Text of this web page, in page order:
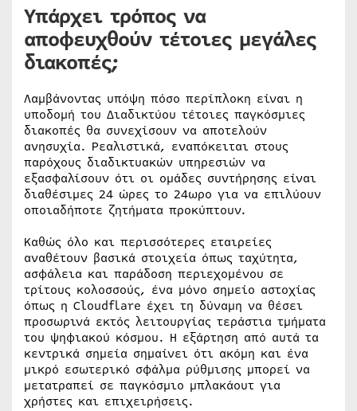
Υπάρχει τρόπος να
αποφευχθούν τέτοιες μεγάλες
διακοπές;
Λαμβάνοντας υπόψη πόσο περίπλοκη είναι η
υποδομή του Διαδικτύου τέτοιες παγκόσμιες
διακοπές θα συνεχίσουν να αποτελούν
ανησυχία. Ρεαλιστικά, εναπόκειται στους
παρόχους διαδικτυακών υπηρεσιών να
εξασφαλίσουν ότι οι ομάδες συντήρησης είναι
διαθέσιμες 24 ώρες το 24ωρο για να επιλύουν
οποιαδήποτε ζητήματα προκύπτουν.
Καθώς όλο και περισσότερες εταιρείες
αναθέτουν βασικά στοιχεία όπως ταχύτητα,
ασφάλεια και παράδοση περιεχομένου σε
τρίτους κολοσσούς, ένα μόνο σημείο αστοχίας
όπως η Cloudflare έχει τη δύναμη να θέσει
προσωρινά εκτός λειτουργίας τεράστια τμήματα
του ψηφιακού κόσμου. Η εξάρτηση από αυτά τα
κεντρικά σημεία σημαίνει ότι ακόμη και ένα
μικρό εσωτερικό σφάλμα ρύθμισης μπορεί να
μετατραπεί σε παγκόσμιο μπλακάουτ για
χρήστες και επιχειρήσεις.